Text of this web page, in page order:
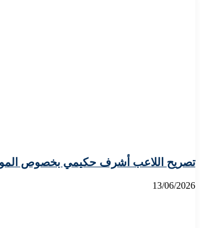
تصريح اللاعب أشرف حكيمي بخصوص
13/06/2026